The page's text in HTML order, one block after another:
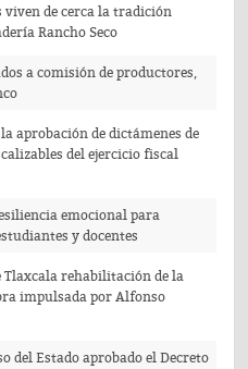
viven de cerca la tradición
Rancho Seco
a comisión de productores,
aprobación de dictámenes de
del ejercicio fiscal
emocional para
y docentes
Tlaxcala rehabilitación de la
impulsada por Alfonso
del Estado aprobado el Decreto